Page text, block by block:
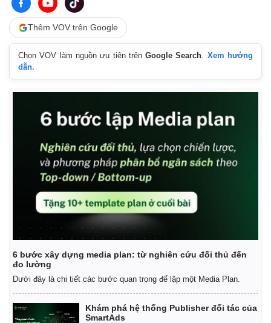
Thêm VOV trên Google
Chọn VOV làm nguồn ưu tiên trênGoogle Search. Xem hướng
dẫn.
6 bước xây dựng media plan: từ nghiên cứu đối thủ đến
đo lường
Dưới đây là chi tiết các bước quan trọng để lập một Media Plan.
Khám phá hệ thống Publisher đối tác của
SmartAds